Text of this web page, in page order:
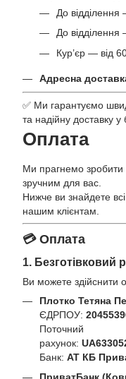
До
До
Кур’єр — від
Адресна
✅ Ми гарантуємо
та надійну доставку у
Оплата
Ми прагнемо
зручним для вас.
Нижче ви знайдете всі
нашим клієнтам.
💳 Оплата
1. Безготівковий
Ви можете здійснити
Плотко Тетяна
ЄДРПОУ:
Поточний
рахунок:
Банк: АТ КБ